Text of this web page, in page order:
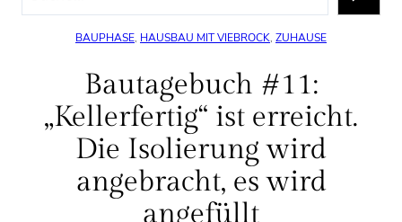
BAUPHASE, HAUSBAU MIT VIEBROCK, ZUHAUSE
Bautagebuch #11:
„Kellerfertig“ ist erreicht.
Die Isolierung wird
angebracht, es wird
angefüllt